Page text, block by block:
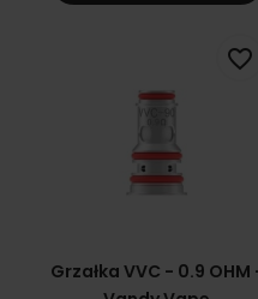
Grzałka VVC - 0.9 OHM
favorite_border